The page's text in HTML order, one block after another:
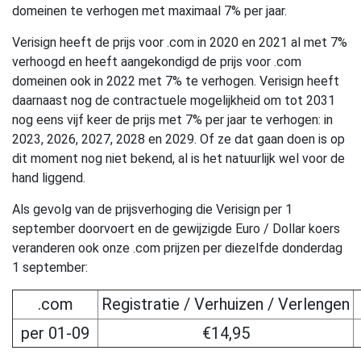
domeinen te verhogen met maximaal 7% per jaar.
Verisign heeft de prijs voor .com in 2020 en 2021 al met 7%
verhoogd en heeft aangekondigd de prijs voor .com
domeinen ook in 2022 met 7% te verhogen. Verisign heeft
daarnaast nog de contractuele mogelijkheid om tot 2031
nog eens vijf keer de prijs met 7% per jaar te verhogen: in
2023, 2026, 2027, 2028 en 2029. Of ze dat gaan doen is op
dit moment nog niet bekend, al is het natuurlijk wel voor de
hand liggend.
Als gevolg van de prijsverhoging die Verisign per 1
september doorvoert en de gewijzigde Euro / Dollar koers
veranderen ook onze .com prijzen per diezelfde donderdag
1 september:
.com
Registratie / Verhuizen / Verlengen
per 01-09
€14,95